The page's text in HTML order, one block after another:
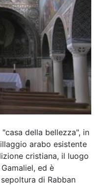
della bellezza", in
arabo esistente
cristiana, il luogo
ed è
di Rabban